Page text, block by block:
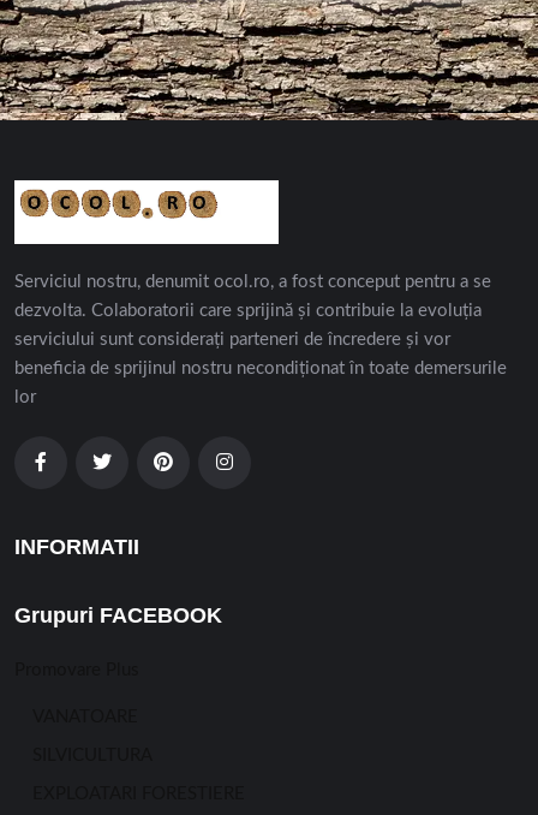
Serviciul nostru, denumit ocol.ro, a fost conceput pentru a se
dezvolta. Colaboratorii care sprijină și contribuie la evoluția
serviciului sunt considerați parteneri de încredere și vor
beneficia de sprijinul nostru necondiționat în toate demersurile
lor
INFORMATII
Grupuri FACEBOOK